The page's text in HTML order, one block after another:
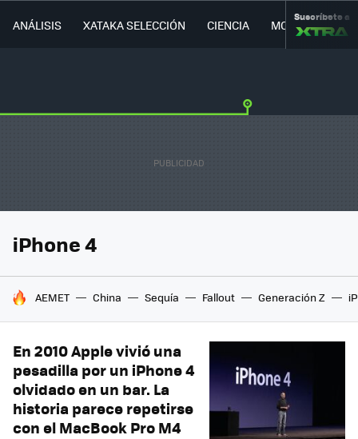
ANÁLISIS XATAKA SELECCIÓN CIENCIA MOVILIDAD
Suscríbete a
iPhone 4
HOY SE HABLA DE
AEMET China Sequía Fallout Generación Z
En 2010 Apple vivió una
pesadilla por un iPhone 4
olvidado en un bar. La
historia parece repetirse
con el MacBook Pro M4